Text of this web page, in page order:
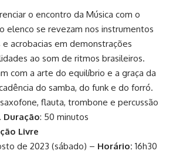
o encontro da Música com o
elenco se revezam nos instrumentos
e acrobacias em demonstrações
ao som de ritmos brasileiros.
com a arte do equilíbrio e a graça da
do samba, do funk e do forró.
flauta, trombone e percussão
Duração: 50 minutos
Livre
de 2023 (sábado) – Horário: 16h30